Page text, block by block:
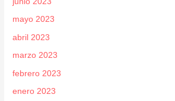
mayo 2023
abril 2023
marzo 2023
febrero 2023
enero 2023